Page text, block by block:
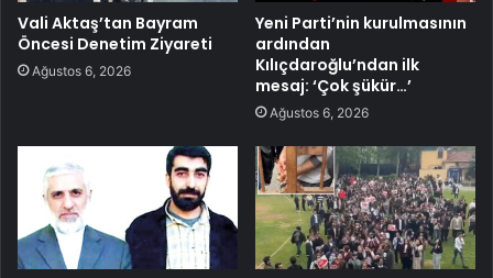
Vali Aktaş’tan Bayram
Öncesi Denetim Ziyareti
Ağustos 6, 2026
Yeni Parti’nin kurulmasının
ardından
Kılıçdaroğlu’ndan ilk
mesaj: ‘Çok şükür…’
Ağustos 6, 2026